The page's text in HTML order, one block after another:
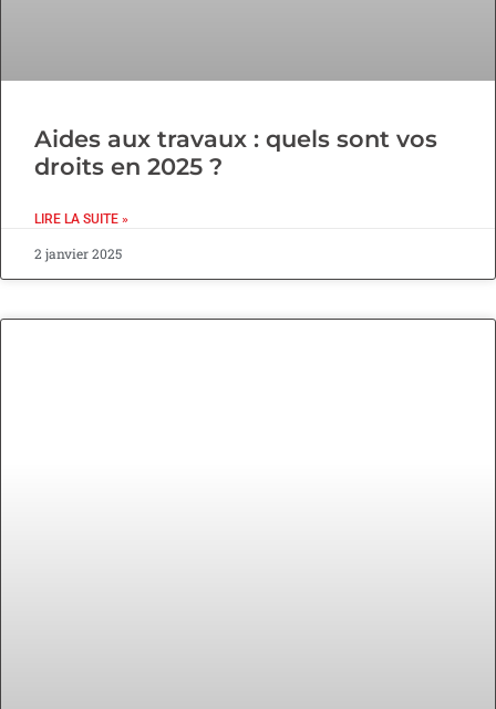
Aides aux travaux : quels sont vos
droits en 2025 ?
LIRE LA SUITE »
2 janvier 2025